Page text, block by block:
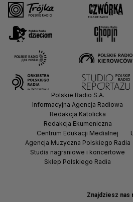
Znajdziesz nas
Polskie Radio S.A.
Informacyjna Agencja Radiowa
Redakcja Katolicka
Redakcja Ekumeniczna
Centrum Edukacji Medialnej
Agencja Muzyczna Polskiego Radia
Studia nagraniowe i koncertowe
Sklep Polskiego Radia